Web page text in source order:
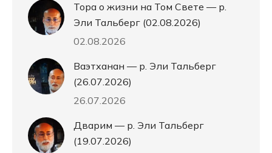
Тора о жизни на Том Свете — р.
Эли Тальберг (02.08.2026)
02.08.2026
Ваэтханан — р. Эли Тальберг
(26.07.2026)
26.07.2026
Дварим — р. Эли Тальберг
(19.07.2026)